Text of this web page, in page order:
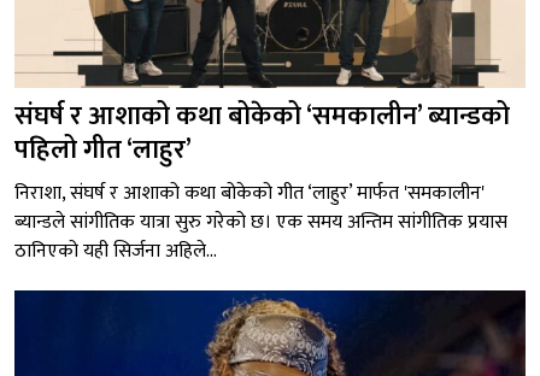
संघर्ष र आशाको कथा बोकेको ‘समकालीन’ ब्यान्डको
पहिलो गीत ‘लाहुर’
निराशा, संघर्ष र आशाको कथा बोकेको गीत ‘लाहुर’ मार्फत 'समकालीन'
ब्यान्डले सांगीतिक यात्रा सुरु गरेको छ। एक समय अन्तिम सांगीतिक प्रयास
ठानिएको यही सिर्जना अहिले...